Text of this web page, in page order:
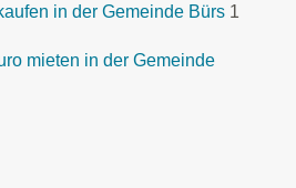
in der Gemeinde Bürs 1
mieten in der Gemeinde